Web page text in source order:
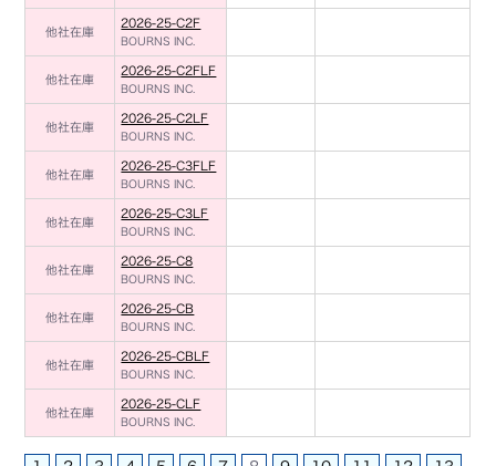
他社在庫
2026-25-C2F
BOURNS INC.
他社在庫
2026-25-C2FLF
BOURNS INC.
他社在庫
2026-25-C2LF
BOURNS INC.
他社在庫
2026-25-C3FLF
BOURNS INC.
他社在庫
2026-25-C3LF
BOURNS INC.
他社在庫
2026-25-C8
BOURNS INC.
他社在庫
2026-25-CB
BOURNS INC.
他社在庫
2026-25-CBLF
BOURNS INC.
他社在庫
2026-25-CLF
BOURNS INC.